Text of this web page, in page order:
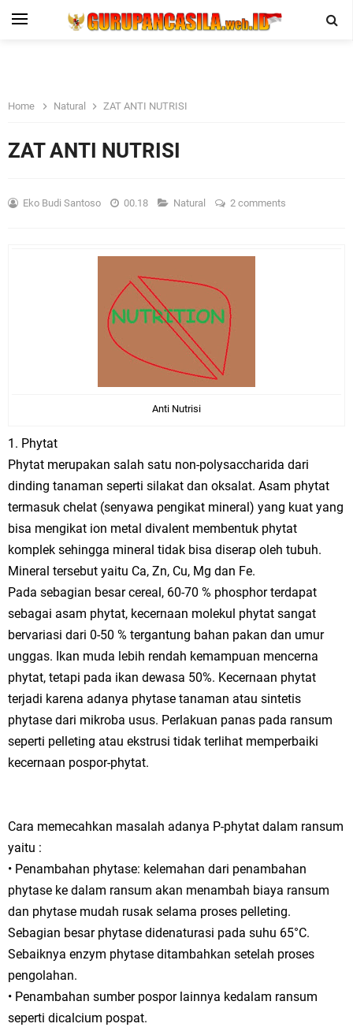
Home Natural ZAT ANTI NUTRISI
ZAT ANTI NUTRISI
Eko Budi Santoso 00.18 Natural 2 comments
Anti Nutrisi
1. Phytat
Phytat merupakan salah satu non-polysaccharida dari
dinding tanaman seperti silakat dan oksalat. Asam phytat
termasuk chelat (senyawa pengikat mineral) yang kuat yang
bisa mengikat ion metal divalent membentuk phytat
komplek sehingga mineral tidak bisa diserap oleh tubuh.
Mineral tersebut yaitu Ca, Zn, Cu, Mg dan Fe.
Pada sebagian besar cereal, 60-70 % phosphor terdapat
sebagai asam phytat, kecernaan molekul phytat sangat
bervariasi dari 0-50 % tergantung bahan pakan dan umur
unggas. Ikan muda lebih rendah kemampuan mencerna
phytat, tetapi pada ikan dewasa 50%. Kecernaan phytat
terjadi karena adanya phytase tanaman atau sintetis
phytase dari mikroba usus. Perlakuan panas pada ransum
seperti pelleting atau ekstrusi tidak terlihat memperbaiki
kecernaan pospor-phytat.
Cara memecahkan masalah adanya P-phytat dalam ransum
yaitu :
• Penambahan phytase: kelemahan dari penambahan
phytase ke dalam ransum akan menambah biaya ransum
dan phytase mudah rusak selama proses pelleting.
Sebagian besar phytase didenaturasi pada suhu 65°C.
Sebaiknya enzym phytase ditambahkan setelah proses
pengolahan.
• Penambahan sumber pospor lainnya kedalam ransum
seperti dicalcium pospat.